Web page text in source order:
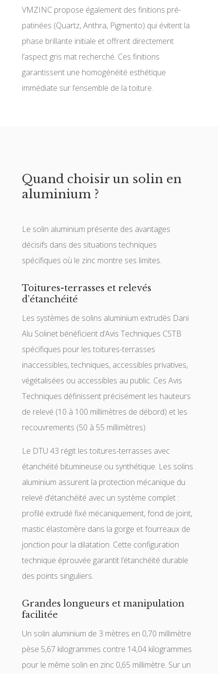
VMZINC propose également des finitions pré-
patinées (Quartz, Anthra, Pigmento) qui évitent la
phase brillante initiale et offrent directement
l’aspect gris mat recherché. Ces finitions
garantissent une homogénéité esthétique
immédiate sur l’ensemble de la toiture.
Quand choisir un solin en
aluminium ?
Le solin aluminium présente des avantages
décisifs dans des situations techniques
spécifiques où le zinc montre ses limites.
Toitures-terrasses et relevés
d’étanchéité
Les systèmes de solins aluminium extrudés Dani
Alu Solinet bénéficient d’Avis Techniques CSTB
spécifiques pour les toitures-terrasses
inaccessibles, techniques, accessibles privatives,
végétalisées ou accessibles au public. Ces Avis
Techniques définissent précisément les hauteurs
de relevé (10 à 100 millimètres de débord) et les
recouvrements (50 à 55 millimètres).
Le DTU 43 régit les toitures-terrasses avec
étanchéité bitumineuse ou synthétique. Les solins
aluminium assurent la protection mécanique du
relevé d’étanchéité avec un système complet :
profilé extrudé fixé mécaniquement, fond de joint,
mastic élastomère dans la gorge et fourreaux de
jonction pour la dilatation. Cette configuration
technique éprouvée garantit l’étanchéité durable
des points singuliers.
Grandes longueurs et manipulation
facilitée
Un solin aluminium de 3 mètres en 0,70 millimètre
pèse 5,67 kilogrammes contre 14,04 kilogrammes
pour le même solin en zinc 0,65 millimètre. Sur un